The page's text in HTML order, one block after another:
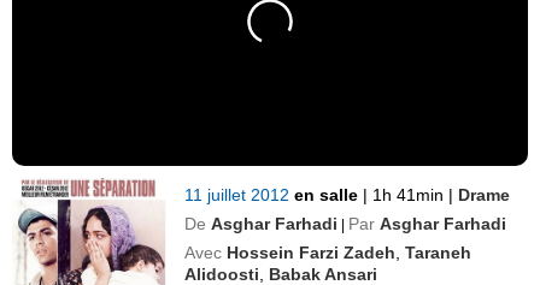
11 juillet 2012en salle | 1h 41min | Drame
De Asghar Farhadi | Par Asghar Farhadi
Avec Hossein Farzi Zadeh ,Taraneh
Alidoosti
Babak Ansari